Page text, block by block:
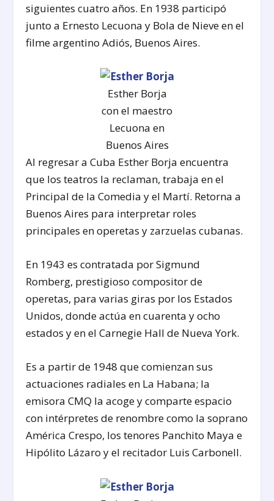
siguientes cuatro años. En 1938 participó
junto a Ernesto Lecuona y Bola de Nieve en el
filme argentino Adiós, Buenos Aires.
Esther Borja
con el maestro
Lecuona en
Buenos Aires
Al regresar a Cuba Esther Borja encuentra
que los teatros la reclaman, trabaja en el
Principal de la Comedia y el Martí. Retorna a
Buenos Aires para interpretar roles
principales en operetas y zarzuelas cubanas.
En 1943 es contratada por Sigmund
Romberg, prestigioso compositor de
operetas, para varias giras por los Estados
Unidos, donde actúa en cuarenta y ocho
estados y en el Carnegie Hall de Nueva York.
Es a partir de 1948 que comienzan sus
actuaciones radiales en La Habana; la
emisora CMQ la acoge y comparte espacio
con intérpretes de renombre como la soprano
América Crespo, los tenores Panchito Maya e
Hipólito Lázaro y el recitador Luis Carbonell.